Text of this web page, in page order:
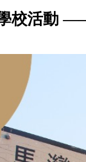
校活動